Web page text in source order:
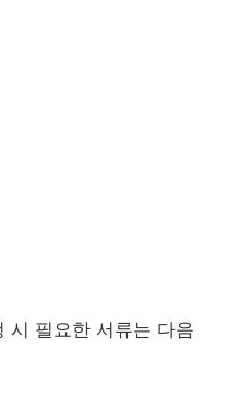
시 필요한 서류는 다음